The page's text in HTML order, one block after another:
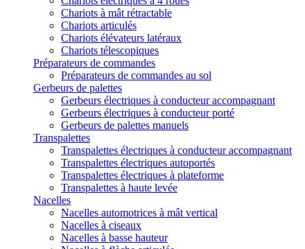
Chariots à mât rétractable
Chariots articulés
Chariots élévateurs latéraux
Chariots télescopiques
Préparateurs de commandes
Préparateurs de commandes au sol
Gerbeurs de palettes
Gerbeurs électriques à conducteur accompagnant
Gerbeurs électriques à conducteur porté
Gerbeurs de palettes manuels
Transpalettes
Transpalettes électriques à conducteur accompagnant
Transpalettes électriques autoportés
Transpalettes électriques à plateforme
Transpalettes à haute levée
Nacelles
Nacelles automotrices à mât vertical
Nacelles à ciseaux
Nacelles à basse hauteur